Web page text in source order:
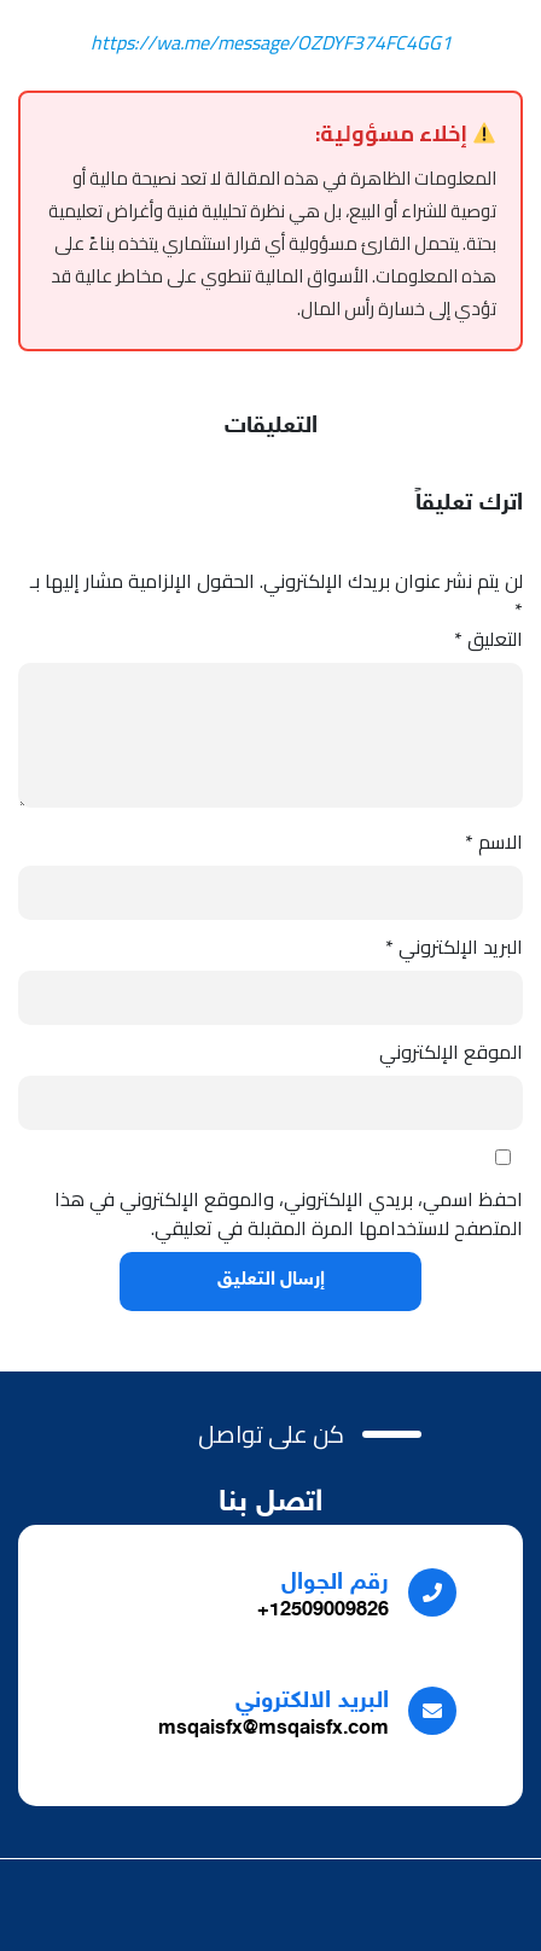
https://wa.me/message/OZDYF374FC4GG1
إخلاء مسؤولية:
المعلومات الظاهرة في هذه المقالة لا تعد نصيحة مالية أو
توصية للشراء أو البيع، بل هي نظرة تحليلية فنية وأغراض تعليمية
بحتة. يتحمل القارئ مسؤولية أي قرار استثماري يتخذه بناءً على
هذه المعلومات. الأسواق المالية تنطوي على مخاطر عالية قد
تؤدي إلى خسارة رأس المال.
التعليقات
اترك تعليقاً
لن يتم نشر عنوان بريدك الإلكتروني. الحقول الإلزامية مشار إليها بـ
*
التعليق*
الاسم*
البريد الإلكتروني*
الموقع الإلكتروني
احفظ اسمي، بريدي الإلكتروني، والموقع الإلكتروني في هذا
المتصفح لاستخدامها المرة المقبلة في تعليقي.
كن على تواصل
اتصل بنا
رقم الجوال
12509009826+
البريد الالكتروني
msqaisfx@msqaisfx.com